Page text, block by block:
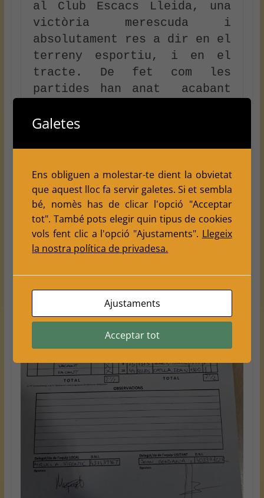
al Club Escacs Lleida, una
victòria merescuda i
absolutament res a dir en el
terreny esportiu, i en el
tracte. De fet com les
partides han anat  acabant
commentàven les partides i
Us deixem l'acta:
Galetes
Ens obliguen a molestar-te dient la obvietat
que aquest lloc fa servir galetes. Si et sembla
bé, nomès has de clicar l'opció "Acceptar
tot". També pots elegir quin tipus de cookies
vols fent clic a l'opció "Ajustaments". Llegeix
la nostra política de privadesa.
Ajustaments
Acceptar tot